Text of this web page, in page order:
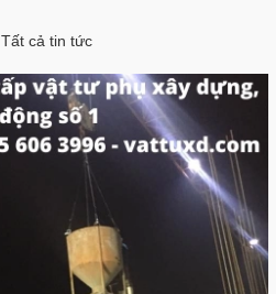
Tất cả tin tức